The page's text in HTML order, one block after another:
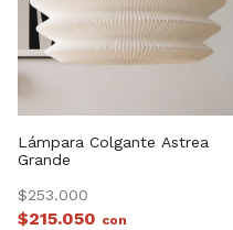
Lámpara Colgante Astrea
Grande
$253.000
$215.050 con